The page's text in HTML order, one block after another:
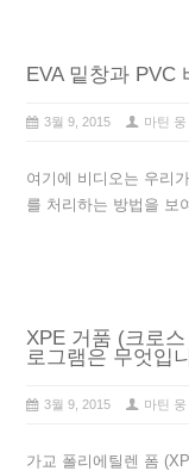
EVA 밑창과 PVC
3월 9, 2015 마틴 웅
여기에 비디오는 우리
를 처리하는 방법을 보
XPE 거품 (크로
로그램은 무엇입
3월 9, 2015 마틴 웅
가교 폴리에틸렌 폼